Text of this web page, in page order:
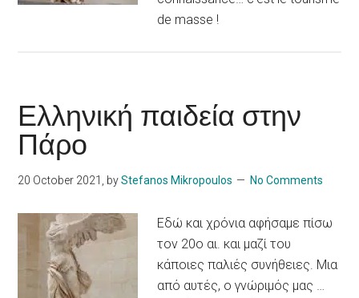
de masse !
Ελληνική παιδεία στην
Πάρο
20 October 2021 , byStefanos Mikropoulos No Comments
Εδώ και χρόνια αφήσαμε πίσω
τον 20ο αι. και μαζί του
κάποιες παλιές συνήθειες. Μια
από αυτές, ο γνώριμός μας …